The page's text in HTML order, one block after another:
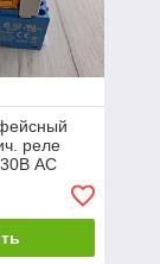
реле
AC
LED +